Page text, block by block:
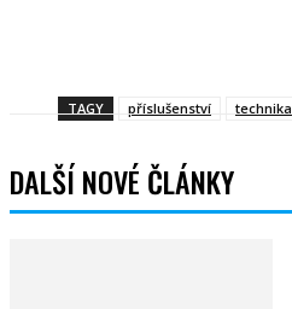
TAGY příslušenství technika
DALŠÍ NOVÉ ČLÁNKY